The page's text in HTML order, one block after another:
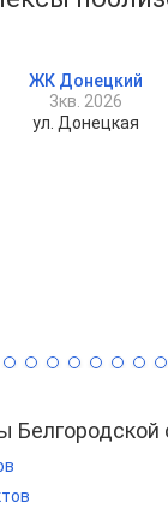
ЖК Донецкий
3кв. 2026
ул. Донецкая
Белгородской